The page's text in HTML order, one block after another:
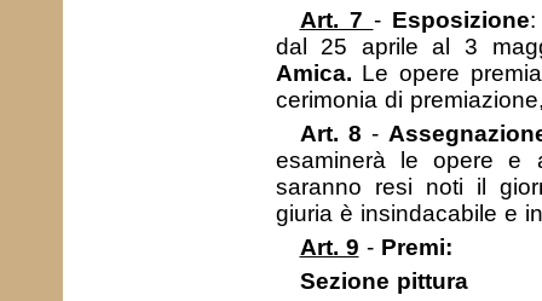
Art. 7 - Esposizione
dal 25 aprile al 3
Amica. Le opere
cerimonia di
Art. 8 -
esaminerà le opere e
saranno resi noti il
giuria è insindacabile e
Art. 9 -Premi:
Sezione pittura